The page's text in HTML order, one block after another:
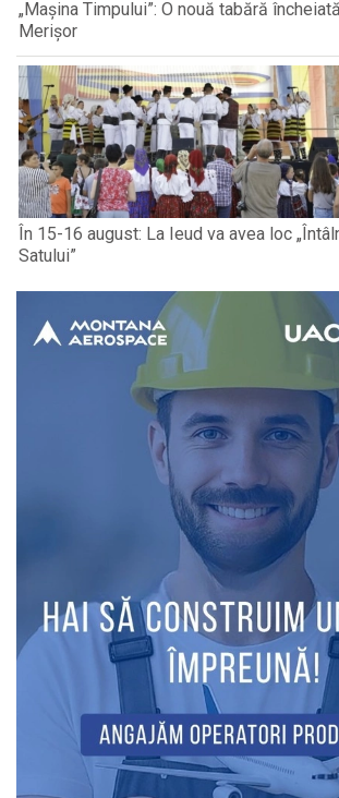
„Mașina Timpului”: O nouă tabără
Merișor
În 15-16 august: La Ieud va avea loc
Satului”